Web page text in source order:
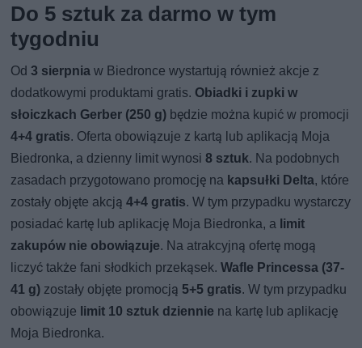
Do 5 sztuk za darmo w tym
tygodniu
Od3 sierpnia w Biedronce wystartują również akcje z
dodatkowymi produktami gratis. Obiadki i zupki w
słoiczkach Gerber (250 g) będzie można kupić w promocji
4+4 gratis. Oferta obowiązuje z kartą lub aplikacją Moja
Biedronka, a dzienny limit wynosi8 sztuk. Na podobnych
zasadach przygotowano promocję na kapsułki Delta, które
zostały objęte akcją4+4 gratis. W tym przypadku wystarczy
posiadać kartę lub aplikację Moja Biedronka, a limit
zakupów nie obowiązuje. Na atrakcyjną ofertę mogą
liczyć także fani słodkich przekąsek.Wafle Princessa (37-
41 g) zostały objęte promocją 5+5 gratis. W tym przypadku
obowiązuje limit 10 sztuk dziennie na kartę lub aplikację
Moja Biedronka.